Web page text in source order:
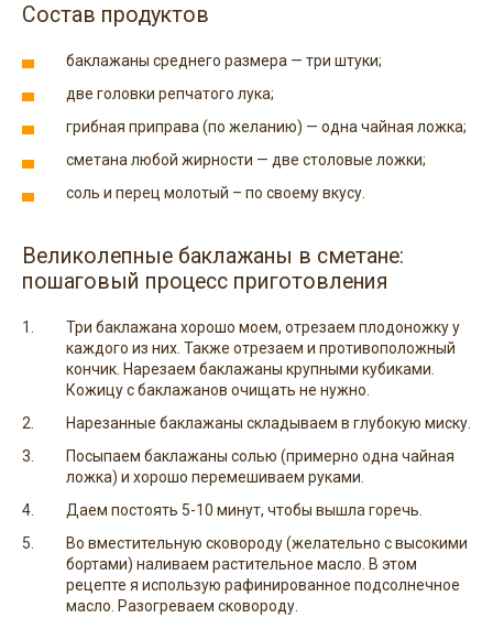
Состав продуктов
баклажаны среднего размера — три штуки;
две головки репчатого лука;
грибная приправа (по желанию) — одна чайная ложка;
сметана любой жирности — две столовые ложки;
соль и перец молотый – по своему вкусу.
Великолепные баклажаны в сметане:
пошаговый процесс приготовления
Три баклажана хорошо моем, отрезаем плодоножку у
каждого из них. Также отрезаем и противоположный
кончик. Нарезаем баклажаны крупными кубиками.
Кожицу с баклажанов очищать не нужно.
Нарезанные баклажаны складываем в глубокую миску.
Посыпаем баклажаны солью (примерно одна чайная
ложка) и хорошо перемешиваем руками.
Даем постоять 5-10 минут, чтобы вышла горечь.
Во вместительную сковороду (желательно с высокими
бортами) наливаем растительное масло. В этом
рецепте я использую рафинированное подсолнечное
масло. Разогреваем сковороду.